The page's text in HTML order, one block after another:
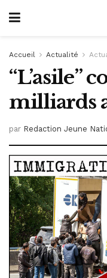
Accueil Actualité
“L’asile”
milliards
par Redaction Jeune